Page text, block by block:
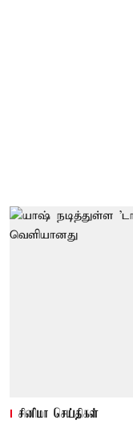
சினிமா செய்திகள்